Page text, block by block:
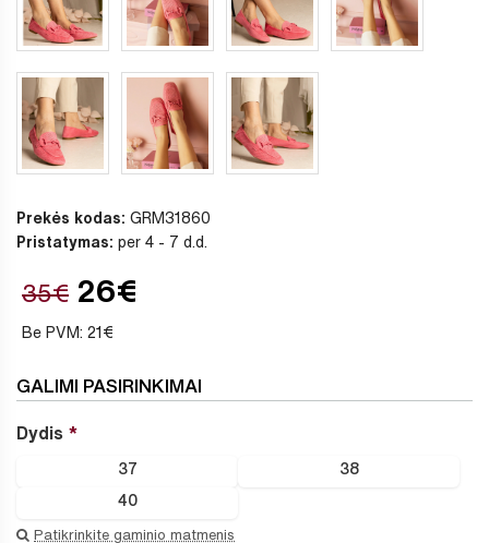
Prekės kodas: GRM31860
Pristatymas: per 4 - 7 d.d.
35€ 26€
Be PVM: 21€
GALIMI PASIRINKIMAI
Dydis
37 38
40
Patikrinkite gaminio matmenis